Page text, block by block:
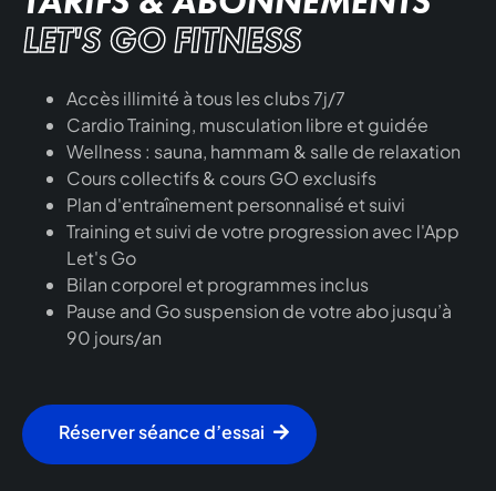
LET'S GO FITNESS
Accès illimité à tous les clubs 7j/7
Cardio Training, musculation libre et guidée
Wellness : sauna, hammam & salle de relaxation
Cours collectifs & cours GO exclusifs
Plan d'entraînement personnalisé et suivi
Training et suivi de votre progression avec l'App
Let's Go
Bilan corporel et programmes inclus
Pause and Go suspension de votre abo jusqu’à
90 jours/an
Réserver séance d’essai